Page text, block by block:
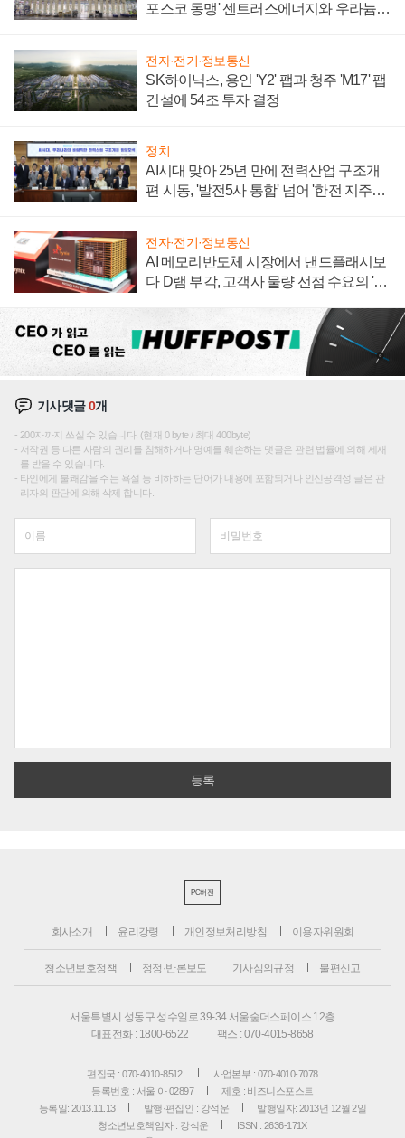
포스코 동맹' 센트러스에너지와 우라늄
전자·전기·정보통신
SK하이닉스, 용인 'Y2' 팹과 청주 'M17' 팹
건설에 54조 투자 결정
정치
AI시대 맞아 25년 만에 전력산업 구조개
편 시동, '발전5사 통합' 넘어 '한전 지주사'
전자·전기·정보통신
AI 메모리반도체 시장에서 낸드플래시보
다 D램 부각, 고객사 물량 선점 수요의 '우
기사댓글0개
200자까지 쓰실 수 있습니다. (현재 0 byte / 최대 400byte)
저작권 등 다른 사람의 권리를 침해하거나 명예를 훼손하는 댓글은 관련 법률에 의해 제재
를 받을 수 있습니다.
타인에게 불쾌감을 주는 욕설 등 비하하는 단어가 내용에 포함되거나 인신공격성 글은 관
리자의 판단에 의해 삭제 합니다.
PC버전
회사소개 윤리강령 개인정보처리방침 이용자위원회
청소년보호정책 정정·반론보도 기사심의규정 불편신고
서울특별시 성동구 성수일로 39-34 서울숲더스페이스 12층
대표전화 : 1800-6522
팩스 : 070-4015-8658
편집국 : 070-4010-8512
사업본부 : 070-4010-7078
등록번호 : 서울 아 02897
제호 : 비즈니스포스트
등록일: 2013.11.13
발행·편집인 : 강석운
발행일자: 2013년 12월 2일
청소년보호책임자 : 강석운
ISSN : 2636-171X